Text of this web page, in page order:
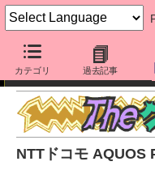
カテゴリ 過去記事
The クラッシュ！
NTTドコモ AQUOS